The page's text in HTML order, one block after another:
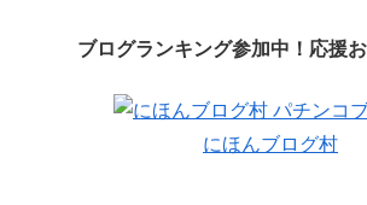
ブログランキング参加中！応援
にほんブログ村